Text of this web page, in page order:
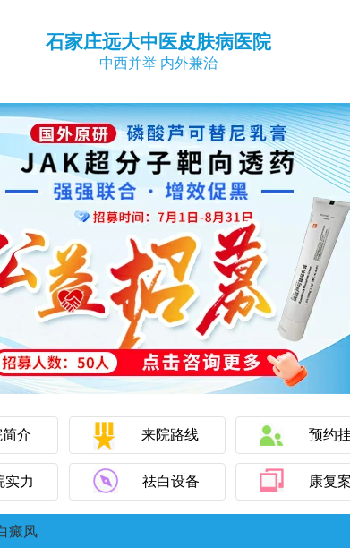
石家庄远大中医皮肤病医院
中西并举 内外兼治
简介 来院路线 预约
实力 祛白设备 康复
癜风